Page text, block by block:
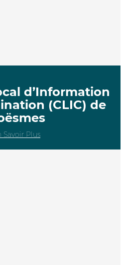
d’Information
(CLIC) de
Savoir Plus